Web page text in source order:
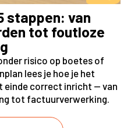
stappen: van
tot foutloze
risico op boetes of
lees je hoe je het
einde correct inricht — van
tot factuurverwerking.